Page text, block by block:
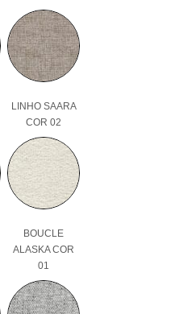
LINHO SAARA
COR 02
BOUCLE
ALASKA COR
01